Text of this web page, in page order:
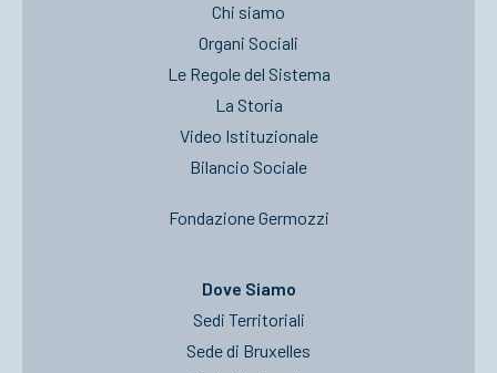
Chi siamo
Organi Sociali
Le Regole del Sistema
La Storia
Video Istituzionale
Bilancio Sociale
Fondazione Germozzi
Dove Siamo
Sedi Territoriali
Sede di Bruxelles